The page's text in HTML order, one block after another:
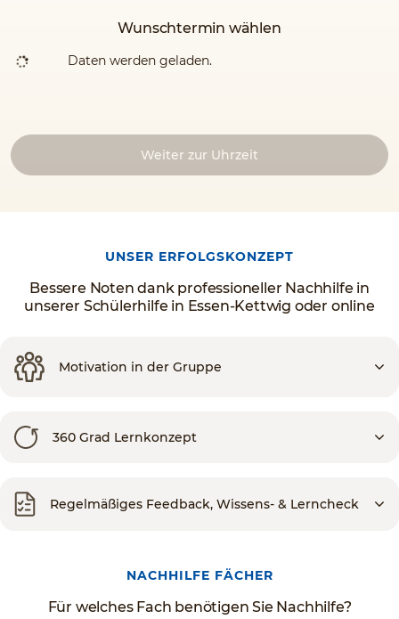
Wunschtermin wählen
Daten werden geladen.
Weiter zur Uhrzeit
UNSER ERFOLGSKONZEPT
Bessere Noten dank professioneller Nachhilfe in
unserer Schülerhilfe in Essen-Kettwig oder online
Motivation in der Gruppe
360 Grad Lernkonzept
Regelmäßiges Feedback, Wissens- & Lerncheck
NACHHILFE FÄCHER
Für welches Fach benötigen Sie Nachhilfe?